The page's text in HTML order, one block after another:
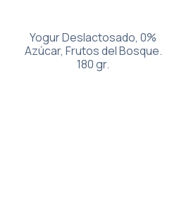
Yogur Deslactosado, 0%
Azúcar, Frutos del Bosque.
180 gr.